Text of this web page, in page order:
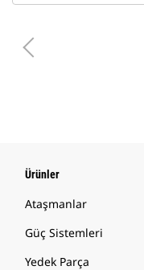
Ürünler
Ataşmanlar
Güç Sistemleri
Yedek Parça